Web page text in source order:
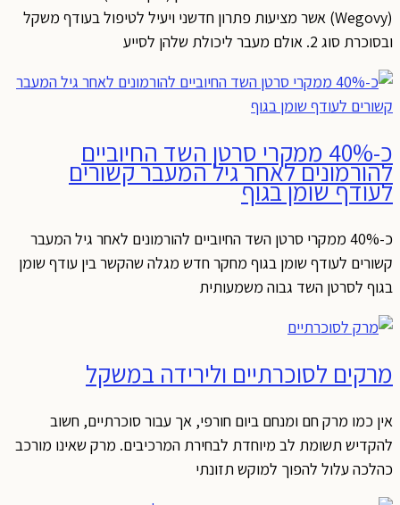
(Wegovy) אשר מציעות פתרון חדשני ויעיל לטיפול בעודף משקל
ובסוכרת סוג 2. אולם מעבר ליכולת שלהן לסייע
כ-40% ממקרי סרטן השד החיוביים
להורמונים לאחר גיל המעבר קשורים
לעודף שומן בגוף
כ-40% ממקרי סרטן השד החיוביים להורמונים לאחר גיל המעבר
קשורים לעודף שומן בגוף מחקר חדש מגלה שהקשר בין עודף שומן
בגוף לסרטן השד גבוה משמעותית
מרקים לסוכרתיים ולירידה במשקל
אין כמו מרק חם ומנחם ביום חורפי, אך עבור סוכרתיים, חשוב
להקדיש תשומת לב מיוחדת לבחירת המרכיבים. מרק שאינו מורכב
כהלכה עלול להפוך למוקש תזונתי